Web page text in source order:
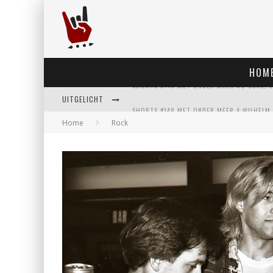
UITGELICHT
Home Rock